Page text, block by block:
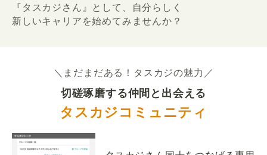
『タスカジさん』として、自分らしく
新しいキャリアを始めてみませんか？
＼まだまだある！タスカジの魅力／
切磋琢磨する仲間と出会える
タスカジコミュニティ